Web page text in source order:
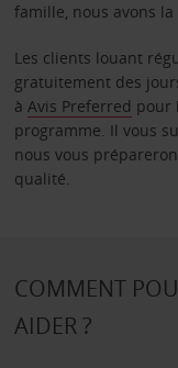
famille, nous avons
Les clients louant
gratuitement des
à Avis Preferred pour
programme. Il vous
nous vous
qualité.
COMMENT
AIDER ?